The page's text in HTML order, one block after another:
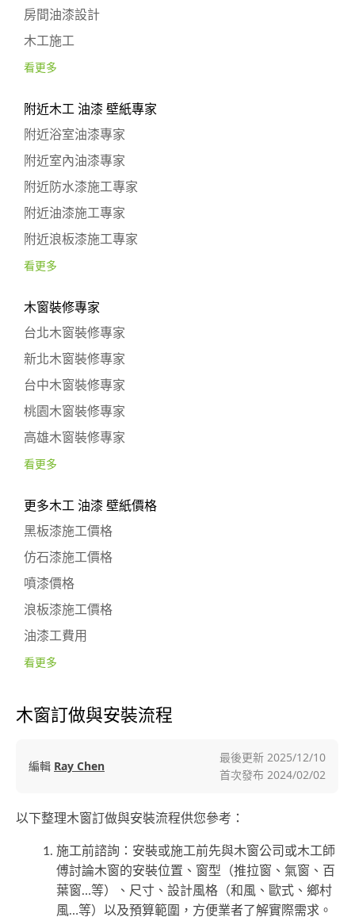
房間油漆設計
木工施工
看更多
附近木工 油漆 壁紙專家
附近浴室油漆專家
附近室內油漆專家
附近防水漆施工專家
附近油漆施工專家
附近浪板漆施工專家
看更多
木窗裝修專家
台北木窗裝修專家
新北木窗裝修專家
台中木窗裝修專家
桃園木窗裝修專家
高雄木窗裝修專家
看更多
更多木工 油漆 壁紙價格
黑板漆施工價格
仿石漆施工價格
噴漆價格
浪板漆施工價格
油漆工費用
看更多
木窗訂做與安裝流程
編輯 Ray Chen
最後更新 2025/12/10
首次發布 2024/02/02
以下整理木窗訂做與安裝流程供您參考：
施工前諮詢：安裝或施工前先與木窗公司或木工師
傅討論木窗的安裝位置、窗型（推拉窗、氣窗、百
葉窗…等）、尺寸、設計風格（和風、歐式、鄉村
風…等）以及預算範圍，方便業者了解實際需求。